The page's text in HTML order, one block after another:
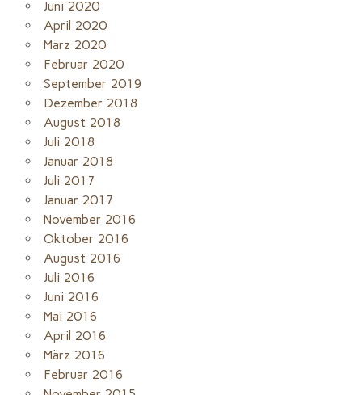
Juni 2020
April 2020
März 2020
Februar 2020
September 2019
Dezember 2018
August 2018
Juli 2018
Januar 2018
Juli 2017
Januar 2017
November 2016
Oktober 2016
August 2016
Juli 2016
Juni 2016
Mai 2016
April 2016
März 2016
Februar 2016